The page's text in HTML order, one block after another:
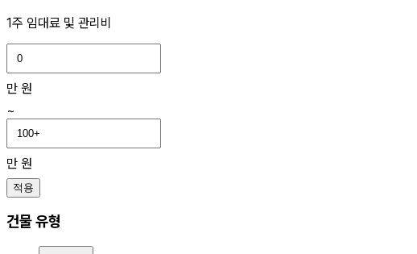
1주 임대료 및 관리비
만 원
~
만 원
적용
건물 유형